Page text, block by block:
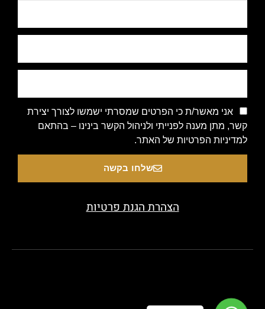
אני מאשר/ת כי הפרטים שמסרתי ישמשו לצורך יצירת
קשר, מתן מענה לפנייתי ולניהול הקשר בינינו – בהתאם
למדיניות הפרטיות של האתר.
שלחו בקשה
הצהרת הגנת פרטיות
Copyright 2020 © All rights Reserved. Designed by beauty-